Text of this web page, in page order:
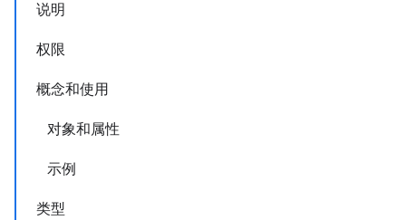
说明
权限
概念和使用
对象和属性
示例
类型